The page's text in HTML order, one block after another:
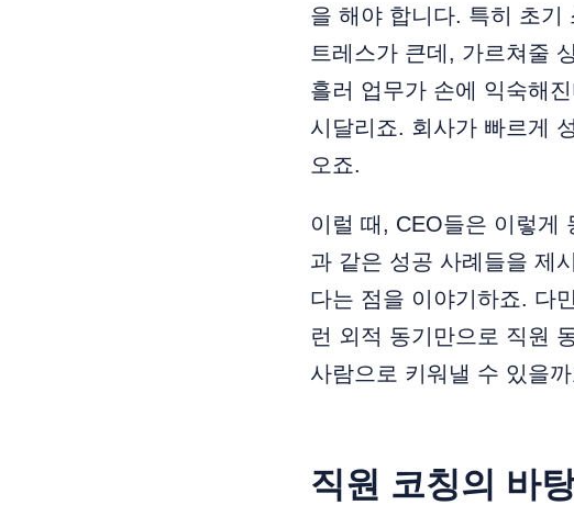
을 해야 합니다. 특히 초기
트레스가 큰데, 가르쳐줄
흘러 업무가 손에 익숙해
시달리죠. 회사가 빠르게
오죠.
이럴 때, CEO들은 이렇게
과 같은 성공 사례들을 제
다는 점을 이야기하죠. 다
런 외적 동기만으로 직원
사람으로 키워낼 수 있을
직원 코칭의 바